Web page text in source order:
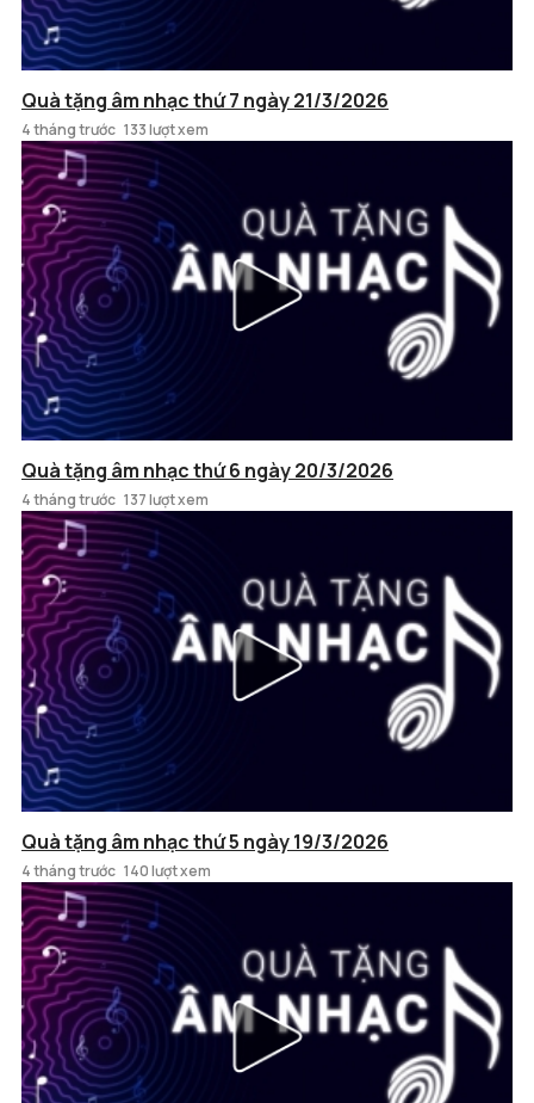
Quà tặng âm nhạc thứ 7 ngày 21/3/2026
4 tháng trước 133 lượt xem
Quà tặng âm nhạc thứ 6 ngày 20/3/2026
4 tháng trước 137 lượt xem
Quà tặng âm nhạc thứ 5 ngày 19/3/2026
4 tháng trước 140 lượt xem